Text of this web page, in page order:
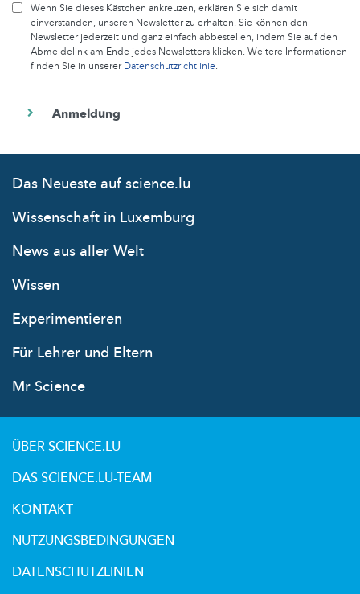
Wenn Sie dieses Kästchen ankreuzen, erklären Sie sich damit
einverstanden, unseren Newsletter zu erhalten. Sie können den
Newsletter jederzeit und ganz einfach abbestellen, indem Sie auf den
Abmeldelink am Ende jedes Newsletters klicken. Weitere Informationen
finden Sie in unsererDatenschutzrichtlinie.
Das Neueste auf science.lu
Wissenschaft in Luxemburg
News aus aller Welt
Wissen
Experimentieren
Für Lehrer und Eltern
Mr Science
ÜBER SCIENCE.LU
DAS SCIENCE.LU-TEAM
KONTAKT
NUTZUNGSBEDINGUNGEN
DATENSCHUTZLINIEN